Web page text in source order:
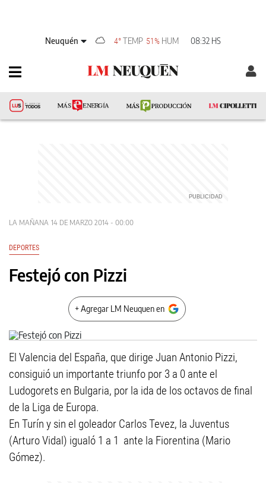
Neuquén 4°TEMP 51% HUM 08:32 HS
LA MAÑANA 14 DE MARZO 2014 - 00:00
DEPORTES
Festejó con Pizzi
+ Agregar LM Neuquen en
El Valencia del España, que dirige Juan Antonio Pizzi,
consiguió un importante triunfo por 3 a 0 ante el
Ludogorets en Bulgaria, por la ida de los octavos de final
de la Liga de Europa.
En Turín y sin el goleador Carlos Tevez, la Juventus
(Arturo Vidal) igualó 1 a 1 ante la Fiorentina (Mario
Gómez).